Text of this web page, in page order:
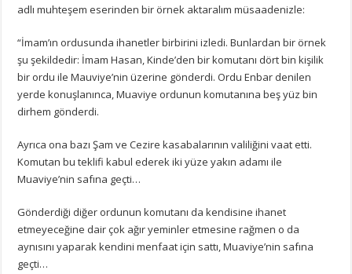
adlı muhteşem eserinden bir örnek aktaralım müsaadenizle:
“İmam’ın ordusunda ihanetler birbirini izledi. Bunlardan bir örnek
şu şekildedir: İmam Hasan, Kinde’den bir komutanı dört bin kişilik
bir ordu ile Mauviye’nin üzerine gönderdi. Ordu Enbar denilen
yerde konuşlanınca, Muaviye ordunun komutanına beş yüz bin
dirhem gönderdi.
Ayrıca ona bazı Şam ve Cezire kasabalarının valiliğini vaat etti.
Komutan bu teklifi kabul ederek iki yüze yakın adamı ile
Muaviye’nin safına geçti…
Gönderdiği diğer ordunun komutanı da kendisine ihanet
etmeyeceğine dair çok ağır yeminler etmesine rağmen o da
aynısını yaparak kendini menfaat için sattı, Muaviye’nin safına
geçti…